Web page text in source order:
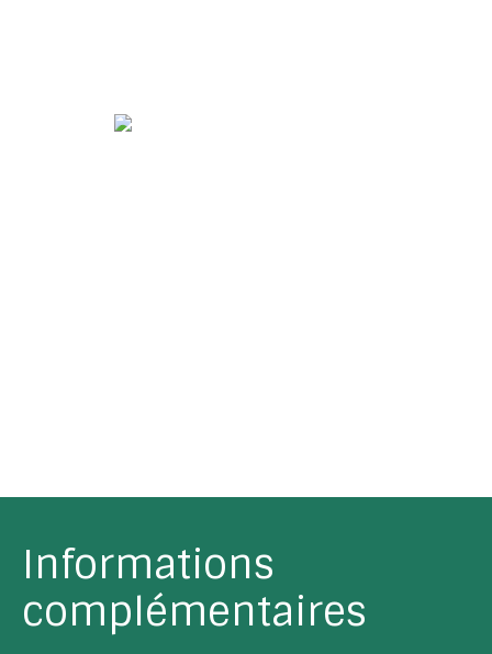
Informations
complémentaires